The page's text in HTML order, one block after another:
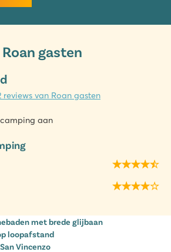
gasten
reviews van Roan gasten
aan
met brede glijbaan
loopafstand
Vincenzo